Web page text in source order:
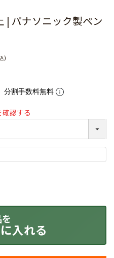
| パナソニック製ペン
分割手数料無料
認する
入れる